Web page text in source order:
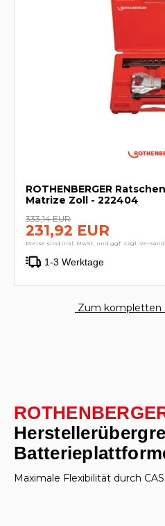
ROTHENBERGER
Matrize Zoll - 222404
333,14 EUR
231,92 EUR
Preise sind inkl. MwSt. und ggf. zzgl.
1-3 Werktage
Zum kompletten
Maximale Flexibilität durch